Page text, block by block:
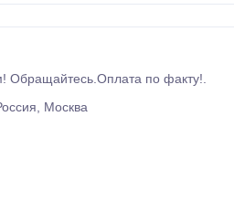
Обращайтесь.Оплата по факту!.
Москва